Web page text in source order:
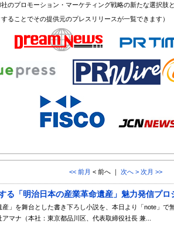
のプロモーション・マーケティング戦略の新たな選択肢
ることでその提供元のプレスリリースが一覧できます）
<< 前月 < 前へ ｜ 次へ > 次月 >>
る「明治日本の産業革命遺産」魅力発信プ
」を舞台とした書き下ろし小説を、本日より「note」で
マナ（本社：東京都品川区、代表取締役社長 兼...